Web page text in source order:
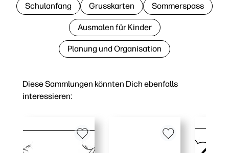
Diese Sammlungen könnten Dich ebenfalls
interessieren:
Schulanfang Grusskarten Sommerspass
Ausmalen für Kinder
Planung und Organisation